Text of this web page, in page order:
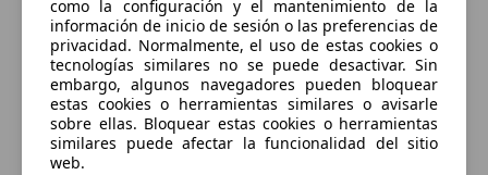
como la configuración y el mantenimiento de la
información de inicio de sesión o las preferencias de
privacidad. Normalmente, el uso de estas cookies o
tecnologías similares no se puede desactivar. Sin
embargo, algunos navegadores pueden bloquear
estas cookies o herramientas similares o avisarle
sobre ellas. Bloquear estas cookies o herramientas
similares puede afectar la funcionalidad del sitio
web.